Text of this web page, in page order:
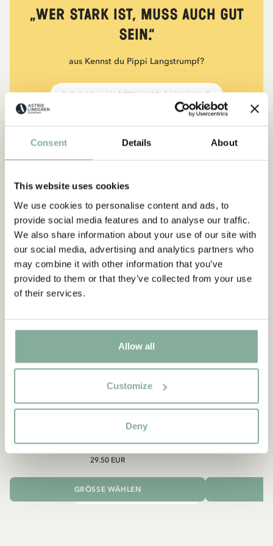
Consent Details About
This website uses cookies
We use cookies to personalise content and ads, to
provide social media features and to analyse our traffic.
We also share information about your use of our site with
our social media, advertising and analytics partners who
may combine it with other information that you’ve
provided to them or that they’ve collected from your use
of their services.
Allow all
Customize
Deny
„Wer stark ist, muss auch gut
sein.“
aus Kennst du Pippi Langstrumpf?
DIE PIPPI-LANGSTRUMPF-SAMMLUNG
Shirt Pippi Langstrumpf mit Goldkoffer –
Dunkelblau
29.50 EUR
GRÖSSE WÄHLEN